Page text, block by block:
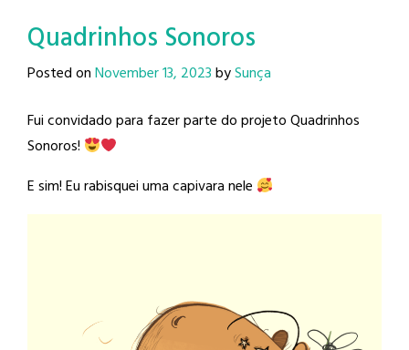
Quadrinhos Sonoros
Posted onNovember 13, 2023bySunça
Fui convidado para fazer parte do projeto Quadrinhos
Sonoros!
E sim! Eu rabisquei uma capivara nele